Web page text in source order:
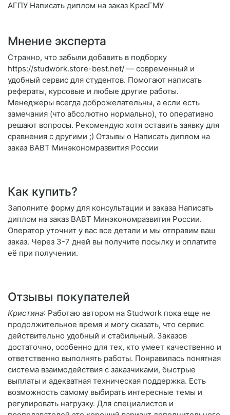
АГПУ Написать диплом на заказ КрасГМУ
Мнение эксперта
Странно, что забыли добавить в подборку
https://studwork.store-best.net/ — современный и
удобный сервис для студентов. Помогают написать
рефераты, курсовые и любые другие работы.
Менеджеры всегда доброжелательны, а если есть
замечания (что абсолютно нормально), то оперативно
решают вопросы. Рекомендую хотя оставить заявку для
сравнения с другими ;) Отзывы о Написать диплом на
заказ ВАВТ Минэкономразвития России
Как купить?
Заполните форму для консультации и заказа Написать
диплом на заказ ВАВТ Минэкономразвития России.
Оператор уточнит у вас все детали и мы отправим ваш
заказ. Через 3-7 дней вы получите посылку и оплатите
её при получении.
Отзывы покупателей
Кристина: Работаю автором на Studwork пока еще не
продолжительное время и могу сказать, что сервис
действительно удобный и стабильный. Заказов
достаточно, особенно для тех, кто умеет качественно и
ответственно выполнять работы. Понравилась понятная
система взаимодействия с заказчиками, быстрые
выплаты и адекватная техническая поддержка. Есть
возможность самому выбирать интересные темы и
регулировать нагрузку. Для специалистов и